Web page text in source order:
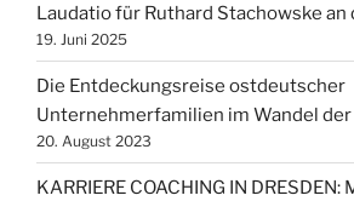
Laudatio für Ruthard Stachowske an
19. Juni 2025
Die Entdeckungsreise ostdeutscher
Unternehmerfamilien im Wandel der
20. August 2023
KARRIERE COACHING IN DRESDEN: